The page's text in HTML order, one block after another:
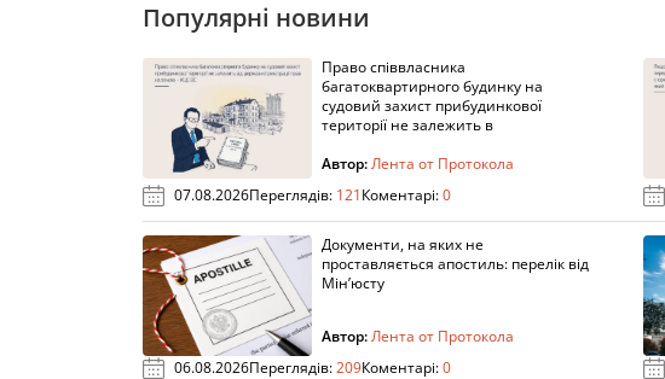
Популярні новини
Право співвласника
багатоквартирного будинку на
судовий захист прибудинкової
території не залежить в
Автор:Лента от Протокола
07.08.2026Переглядів: 121Коментарі:0
Документи, на яких не
проставляється апостиль: перелік від
Мін’юсту
Автор:Лента от Протокола
06.08.2026Переглядів:209Коментарі:0